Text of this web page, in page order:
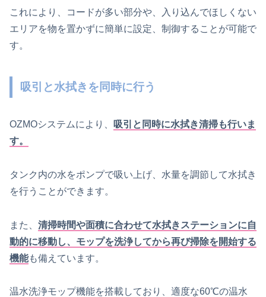
これにより、コードが多い部分や、入り込んでほしくない
エリアを物を置かずに簡単に設定、制御することが可能で
す。
吸引と水拭きを同時に行う
OZMOシステムにより、
吸引と同時に水拭き清掃も行いま
す。
タンク内の水をポンプで吸い上げ、水量を調節して水拭き
を行うことができます。
また、 清掃時間や面積に合わせて水拭きステーションに自
動的に移動し、モップを洗浄してから再び掃除を開始する
機能も備えています。
温水洗浄モップ機能を搭載しており、適度な60℃の温水